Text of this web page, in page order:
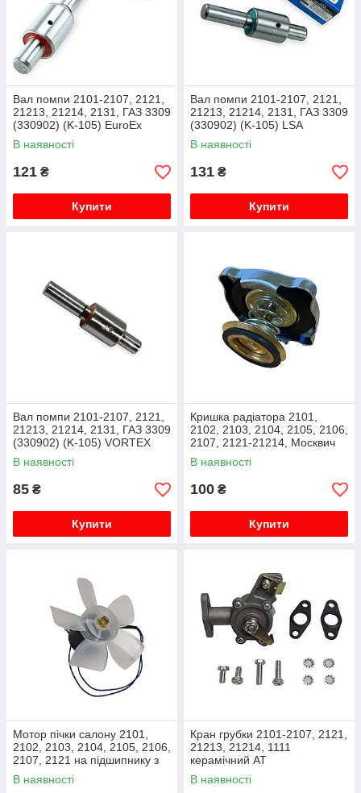
Вал помпи 2101-2107, 2121,
21213, 21214, 2131, ГАЗ 3309
(330902) (K-105) EuroEx
В наявності
121 ₴
Купити
Вал помпи 2101-2107, 2121,
21213, 21214, 2131, ГАЗ 3309
(330902) (K-105) LSA
В наявності
131 ₴
Купити
Вал помпи 2101-2107, 2121,
21213, 21214, 2131, ГАЗ 3309
(330902) (K-105) VORTEX
В наявності
85 ₴
Купити
Кришка радіатора 2101,
2102, 2103, 2104, 2105, 2106,
2107, 2121-21214, Москвич
2141 метал Flagmus
В наявності
100 ₴
Купити
Мотор пічки салону 2101,
2102, 2103, 2104, 2105, 2106,
2107, 2121 на підшипнику з
крильчаткою (мотор
обігрівача) Flagmus
В наявності
Кран грубки 2101-2107, 2121,
21213, 21214, 1111
керамічний АТ
В наявності